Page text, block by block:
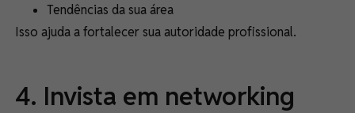
Tendências da sua área
Isso ajuda a fortalecer sua autoridade profissional.
4. Invista em networking